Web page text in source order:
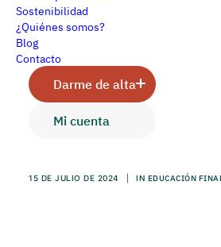
Sostenibilidad
¿Quiénes somos?
Blog
Contacto
Darme de alta
Mi cuenta
Gestoras de
¿qué son y
15 DE JULIO DE 2024 IN EDUCACIÓN